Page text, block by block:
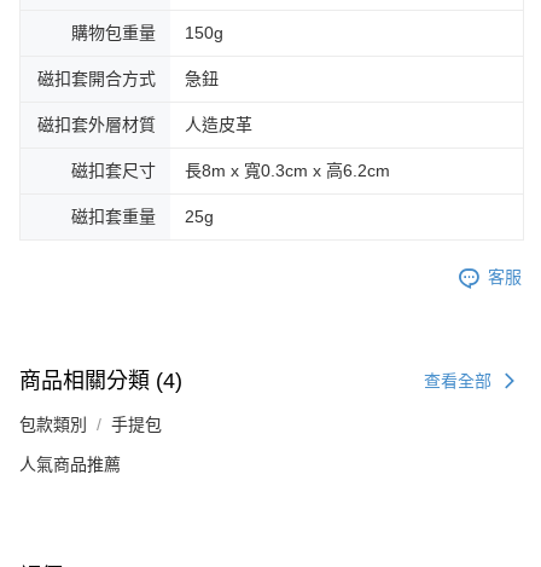
購物包重量 150g
磁扣套開合方式 急鈕
磁扣套外層材質 人造皮革
磁扣套尺寸 長8m x 寬0.3cm x 高6.2cm
磁扣套重量 25g
客服
商品相關分類 (4) 查看全部
包款類別 手提包
人氣商品推薦